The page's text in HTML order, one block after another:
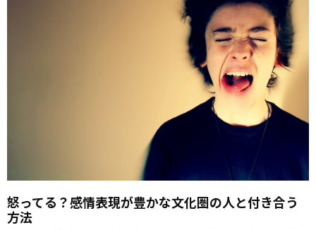
怒ってる？感情表現が豊かな文化圏の人と付き合う
方法